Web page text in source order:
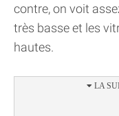
contre, on voit
très basse et les
hautes.